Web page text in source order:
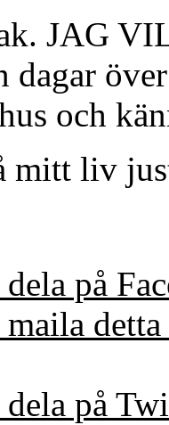
JAG
dagar
och
mitt liv
på
på